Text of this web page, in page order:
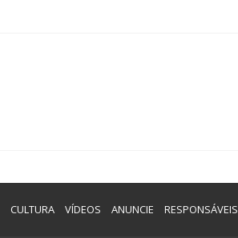
CULTURA VÍDEOS ANUNCIE RESPONSÁVEIS